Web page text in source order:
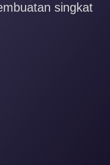
singkat